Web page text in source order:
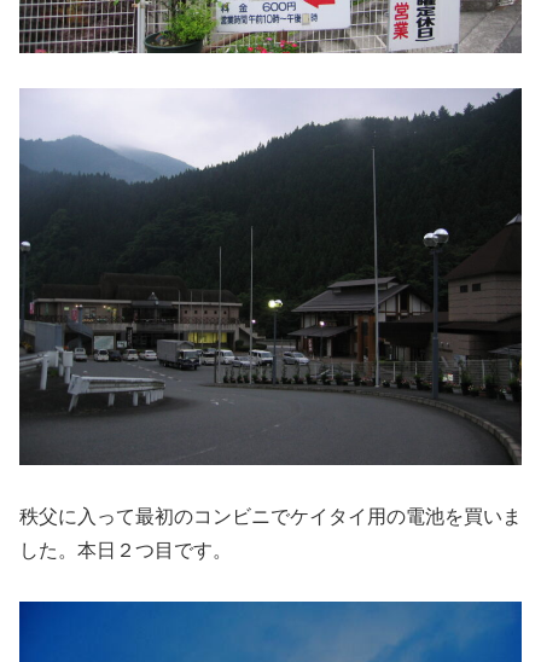
秩父に入って最初のコンビニでケイタイ用の電池を買いま
した。本日２つ目です。